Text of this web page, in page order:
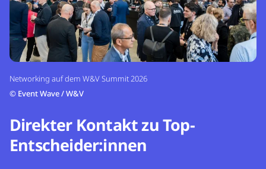
Networking auf dem W&V Summit 2026
© Event Wave / W&V
Direkter Kontakt zu Top-
Entscheider:innen